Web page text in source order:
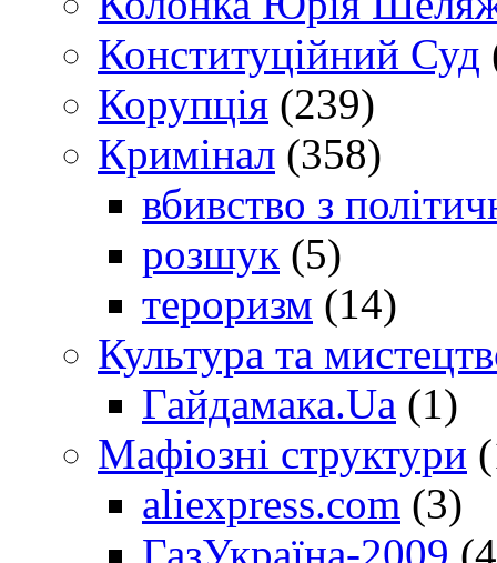
Конституційний Суд
Корупція (239)
Кримінал (358)
вбивство з
розшук (5)
тероризм (14)
Культура та
Гайдамака.Ua (1)
Мафіозні структури
aliexpress.com (3)
ГазУкраїна-2009